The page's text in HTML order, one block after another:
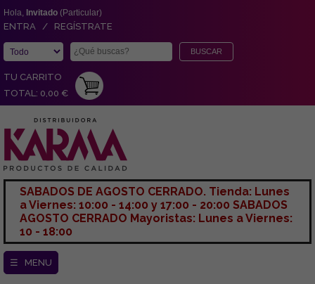
Hola, Invitado (Particular)
ENTRA / REGÍSTRATE
TU CARRITO
TOTAL: 0,00 €
SABADOS DE AGOSTO CERRADO. Tienda: Lunes
a Viernes: 10:00 - 14:00 y 17:00 - 20:00 SABADOS
AGOSTO CERRADO Mayoristas: Lunes a Viernes:
10 - 18:00
☰ MENU